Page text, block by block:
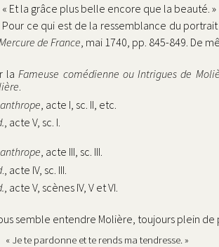
« Et la grâce plus belle encore que la beauté. »
Pour ce qui est de la ressemblance du
de France, mai 1740, pp. 845-849. De
la Fameuse comédienne ou Intrigues de
, acte I, sc. II, etc.
, acte V, sc. I.
, acte III, sc. III.
., acte IV, sc. III.
, acte V, scènes IV, V et VI.
semble entendre Molière, toujours plein
« Je te pardonne et te rends ma tendresse. »